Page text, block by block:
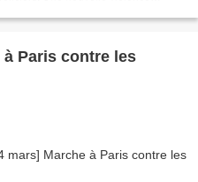
à Paris contre les